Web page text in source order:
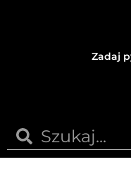
Zadaj